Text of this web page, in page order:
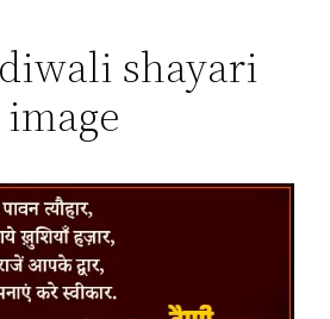
shayari
image